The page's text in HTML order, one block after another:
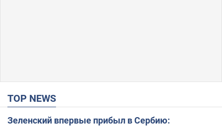
TOP NEWS
Зеленский впервые прибыл в Сербию: